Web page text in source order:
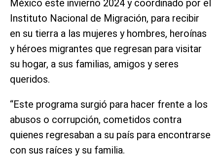
México este invierno 2024 y coordinado por el
Instituto Nacional de Migración, para recibir
en su tierra a las mujeres y hombres, heroínas
y héroes migrantes que regresan para visitar
su hogar, a sus familias, amigos y seres
queridos.
“Este programa surgió para hacer frente a los
abusos o corrupción, cometidos contra
quienes regresaban a su país para encontrarse
con sus raíces y su familia.